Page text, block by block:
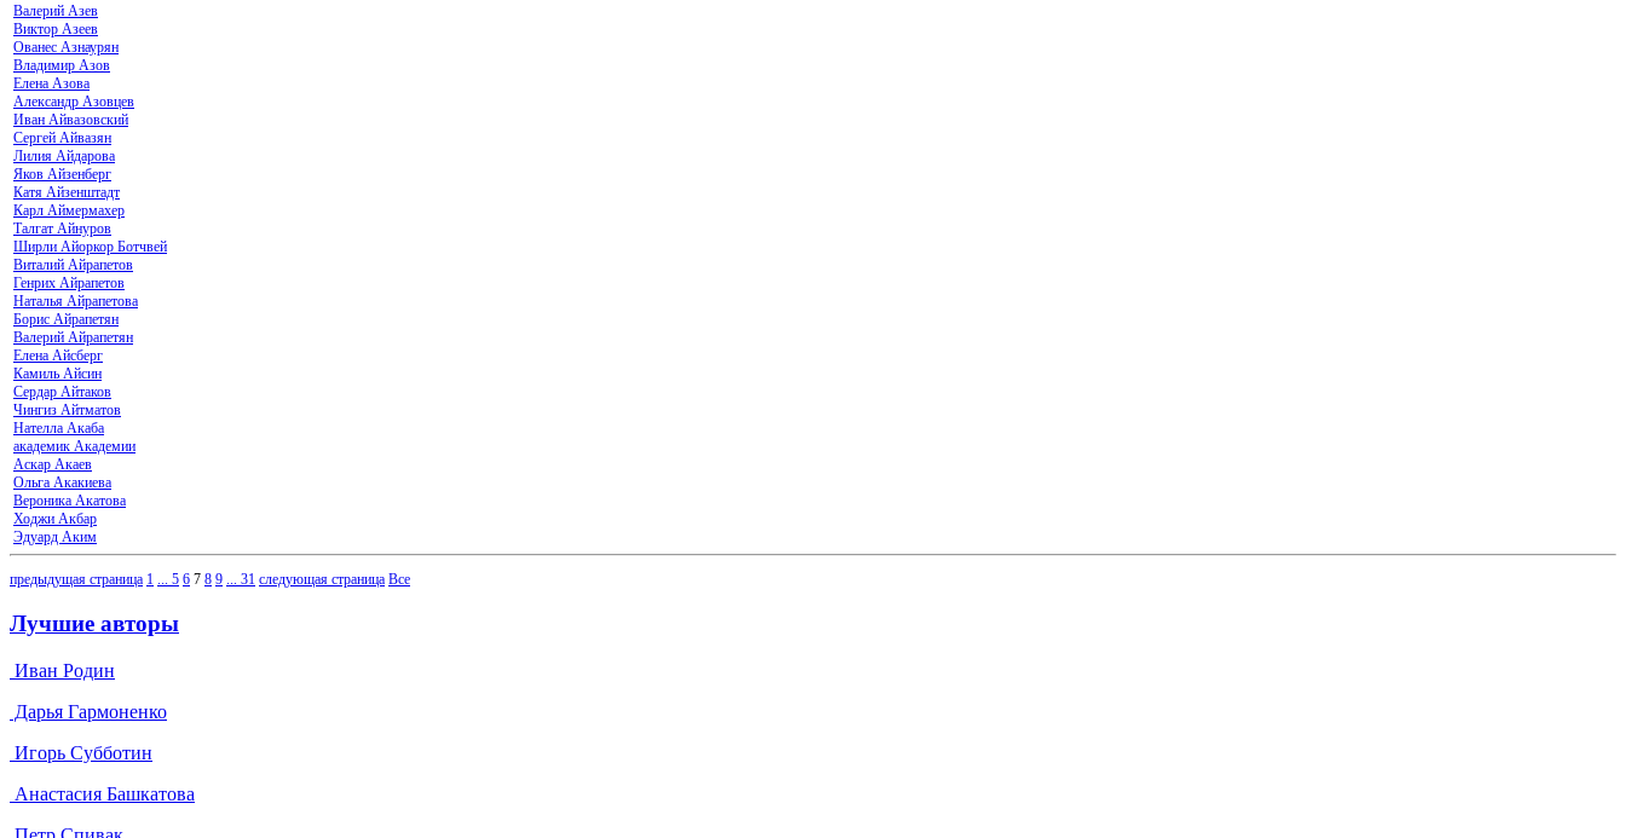
Валерий Азев
Виктор Азеев
Ованес Азнаурян
Владимир Азов
Елена Азова
Александр Азовцев
Иван Айвазовский
Сергей Айвазян
Лилия Айдарова
Яков Айзенберг
Катя Айзенштадт
Карл Аймермахер
Талгат Айнуров
Ширли Айоркор Ботчвей
Виталий Айрапетов
Генрих Айрапетов
Наталья Айрапетова
Борис Айрапетян
Валерий Айрапетян
Елена Айсберг
Камиль Айсин
Сердар Айтаков
Чингиз Айтматов
Нателла Акаба
академик Академии
Аскар Акаев
Ольга Акакиева
Вероника Акатова
Ходжи Акбар
Эдуард Аким
предыдущая страница 1 5 6 7 8 9 31 следующая страница Все
Лучшие авторы
Иван Родин
Дарья Гармоненко
Игорь Субботин
Анастасия Башкатова